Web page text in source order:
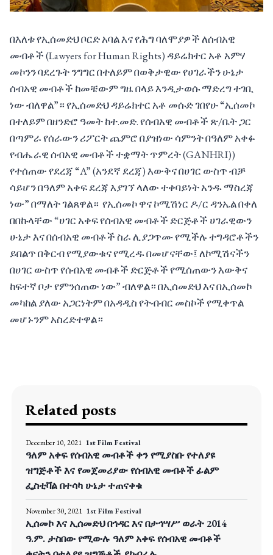
በእለቱ የኢሰመድህ ቦርድ አባል እና የሕግ ባለሞያዎች ለሰብአዊ
መብቶች (Lawyers for Human Rights) ዳይሬክተር አቶ አምሃ
መኮንን ባደረጉት ንግግር በተለይም በወቅታዊው የሀገራችን ሁኔታ
ሰብአዊ መብቶች ከመቼውም ግዜ በላይ እንዲታወሱ ማድረግ ተገቢ
ነው ብለዋል”። የኢሰመድህ ዳይሬክተር አቶ መሱድ ገበየሁ “ኢሰመኮ
በተለይም በዘንድሮ ዓመት ከተ.መድ. የሰብአዊ መብቶች ጽ/ቤት ጋር
በጣምራ የሰራውን ሪፖርት ጨምሮ በያዝነው ሳምንት በዓለም አቀፉ
የብሔራዊ ሰብአዊ መብቶች ተቋማት ጥምረት (GANHRI))
የተሰጠው የደረጃ “A” (አንደኛ ደረጃ) እውቅና በሀገር ውስጥ ብቻ
ሳይሆን በዓለም አቀፍ ደረጃ እያገኘ ላለው ተቀባይነት አንዱ ማስረጃ
ነው” በማለት ገልጸዋል። የኢሰመኮ ዋና ኮሚሽነር ዶ/ር ዳንኤል በቀለ
በበኩላቸው “ሀገር አቀፍ የሰብአዊ መብቶች ድርጅቶች ሀገራዊውን
ሁኔታ እና በሰብአዊ መብቶች ስራ ሊያጋጥሙ የሚችሉ ተግዳሮቶችን
ይበልጥ በቅርብ የሚያውቁና የሚረዱ በመሆናቸው፤ ለኮሚሽናችን
በሀገር ውስጥ የሰብአዊ መብቶች ድርጅቶች የሚሰጠውን እውቅና
ከፍተኛ ቦታ የምንሰጠው ነው” ብለዋል። በኢሰመድህ እና በኢሰመኮ
መካከል ያለው አጋርነትም በአዳዲስ የትብብር መስኮች የሚቀጥል
መሆኑንም አስረድተዋል።
Related posts
December 10, 2021 1st Film Festival
ዓለም አቀፍ የሰብአዊ መብቶች ቀን የሚያስቡ የተለያዩ
ዝግጅቶች እና የመጀመሪያው የሰብአዊ መብቶች ፊልም
ፌስቲቫል በተሳካ ሁኔታ ተጠናቀቁ
November 30, 2021 1st Film Festival
ኢሰመኮ እና ኢሰመድህ በኅዳር እና በታኅሣሥ ወራት 2014
ዓ.ም. ታስበው የሚውሉ ዓለም አቀፍ የሰብአዊ መብቶች